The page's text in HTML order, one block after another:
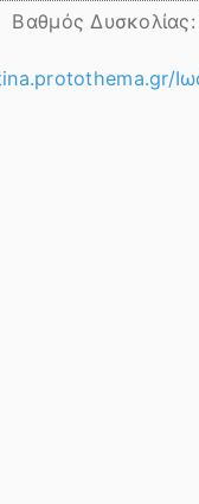
Βαθμός Δυσκολίας: